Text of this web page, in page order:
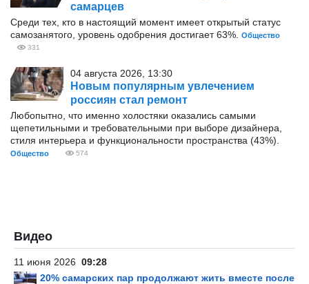
самарцев
Среди тех, кто в настоящий момент имеет открытый статус
самозанятого, уровень одобрения достигает 63%.
Общество
331
04 августа 2026, 13:30
Новым популярным увлечением
россиян стал ремонт
Любопытно, что именно холостяки оказались самыми
щепетильными и требовательными при выборе дизайнера,
стиля интерьера и функциональности пространства (43%).
Общество 574
Видео
11 июня 2026 09:28
20% самарских пар продолжают жить вместе после